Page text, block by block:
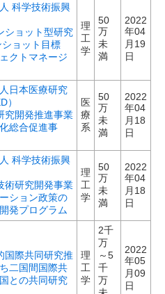
科学技術振興
ショット型研究
ョット目標
クトマネージ
理
工
学
50
万
未
満
2022
年04
月19
日
日本医療研究
）
究開発推進事業
総合促進事
医
療
系
50
万
未
満
2022
年04
月18
日
科学技術振興
術研究開発事業
ション政策の
発プログラム
理
工
学
50
万
未
満
2022
年04
月18
日
国際共同研究推
二国間国際共
との共同研究
理
工
学
2千
万
～5
千
万
2022
年05
月09
日